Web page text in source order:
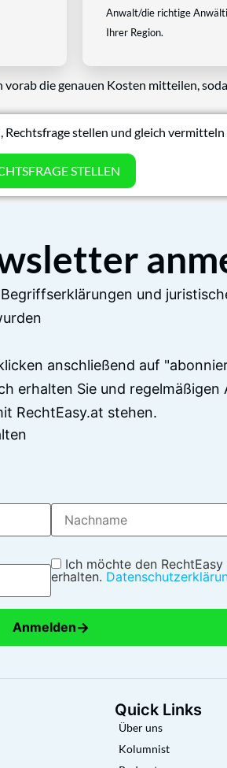
Anwalt/die richtige
Ihrer Region.
die genauen Kosten mitteilen,
stellen und gleich vermitteln
STELLEN
und
anschließend auf
erhalten Sie und regelmäßigen
RechtEasy.at stehen.
Ich möchte den
erhalten.
Anmelden→
Quick Links
Über uns
Kolumnist